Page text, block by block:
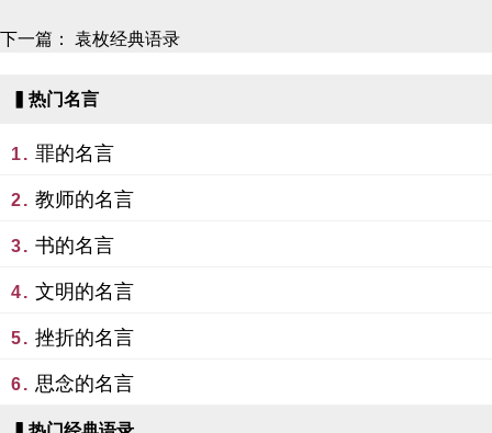
下一篇： 袁枚经典语录
▍热门名言
1. 罪的名言
2. 教师的名言
3. 书的名言
4. 文明的名言
5. 挫折的名言
6. 思念的名言